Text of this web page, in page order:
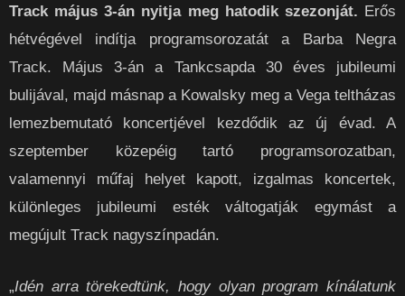
Track május 3-án nyitja meg hatodik szezonját. Erős
hétvégével indítja programsorozatát a Barba Negra
Track. Május 3-án a Tankcsapda 30 éves jubileumi
bulijával, majd másnap a Kowalsky meg a Vega teltházas
lemezbemutató koncertjével kezdődik az új évad. A
szeptember közepéig tartó programsorozatban,
valamennyi műfaj helyet kapott, izgalmas koncertek,
különleges jubileumi esték váltogatják egymást a
megújult Track nagyszínpadán.
„Idén arra törekedtünk, hogy olyan program kínálatunk